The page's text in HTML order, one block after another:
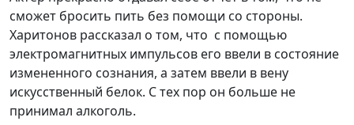
сможет бросить пить без помощи со стороны.
Харитонов рассказал о том, что с помощью
электромагнитных импульсов его ввели в состояние
измененного сознания, а затем ввели в вену
искусственный белок. С тех пор он больше не
принимал алкоголь.